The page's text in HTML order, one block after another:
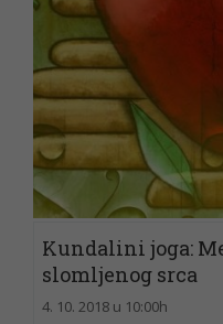
Kundalini joga:
slomljenog srca
4. 10. 2018 u 10:00h